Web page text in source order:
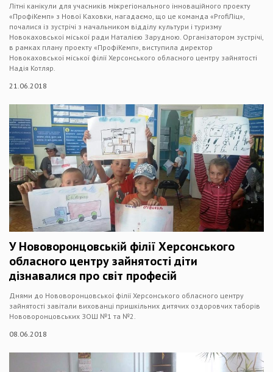
Літні канікули для учасників міжрегіонального інноваційного проекту
«ПрофіКемп» з Нової Каховки, нагадаємо, що це команда «ProfiЛіц»,
почалися із зустрічі з начальником відділу культури і туризму
Новокаховської міської ради Наталією Зарудною. Організатором зустрічі,
в рамках плану проекту «ПрофіКемп», виступила директор
Новокаховської міської філії Херсонського обласного центру зайнятості
Надія Котляр.
21.06.2018
У Нововоронцовській філії Херсонського
обласного центру зайнятості діти
дізнавалися про світ професій
Днями до Нововоронцовської філії Херсонського обласного центру
зайнятості завітали вихованці пришкільних дитячих оздоровчих таборів
Нововоронцовських ЗОШ №1 та №2.
08.06.2018